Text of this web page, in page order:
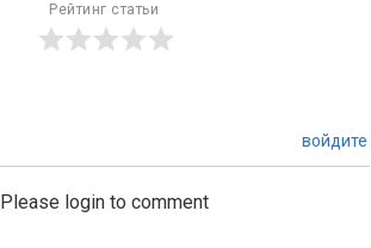
Рейтинг статьи
войдите
Please login to comment